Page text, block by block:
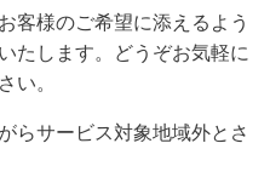
客様のご希望に添えるよう
たします。どうぞお気軽に
い。
らサービス対象地域外とさ